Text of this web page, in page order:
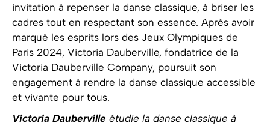
invitation à repenser la danse classique, à briser les
cadres tout en respectant son essence. Après avoir
marqué les esprits lors des Jeux Olympiques de
Paris 2024, Victoria Dauberville, fondatrice de la
Victoria Dauberville Company, poursuit son
engagement à rendre la danse classique accessible
et vivante pour tous.
Victoria Dauberville étudie la danse classique à